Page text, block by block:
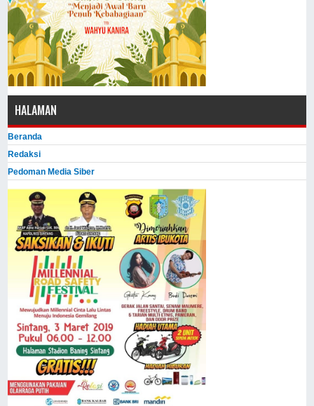
HALAMAN
Beranda
Redaksi
Pedoman Media Siber